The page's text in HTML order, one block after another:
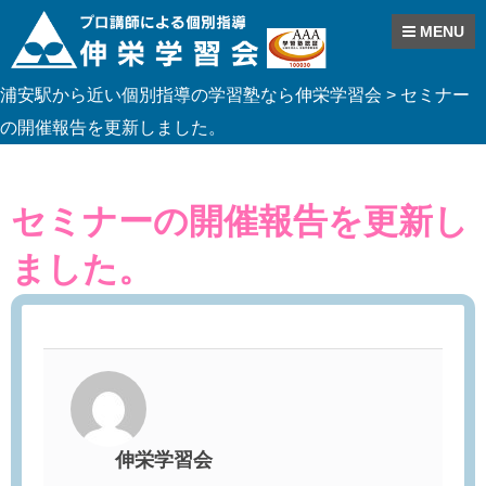
Skip
to
content
MENU
浦安駅から近い個別指導の学習塾なら伸栄学習会 > セミナー
の開催報告を更新しました。
セミナーの開催報告を更新し
ました。
伸栄学習会